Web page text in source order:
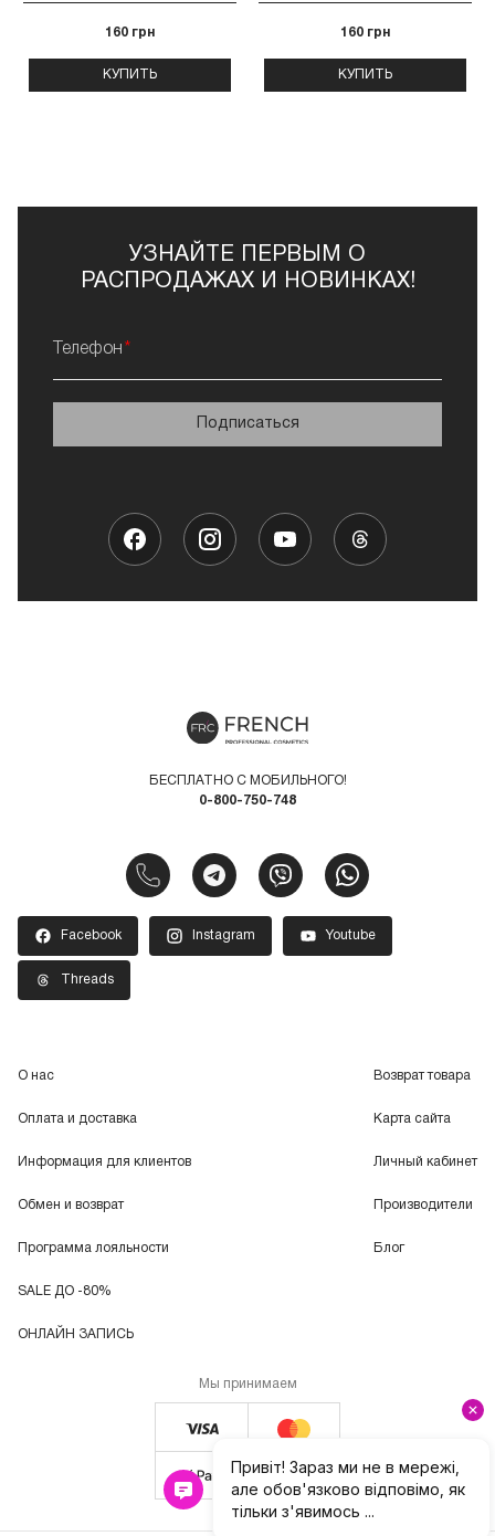
160 грн
КУПИТЬ
160 грн
КУПИТЬ
УЗНАЙТЕ ПЕРВЫМ О
РАСПРОДАЖАХ И НОВИНКАХ!
Телефон
Подписаться
БЕСПЛАТНО С МОБИЛЬНОГО!
0-800-750-748
Facebook Instagram Youtube
Threads
О нас
Оплата и доставка
Информация для клиентов
Обмен и возврат
Программа лояльности
SALE ДО -80%
ОНЛАЙН ЗАПИСЬ
Возврат товара
Карта сайта
Личный кабинет
Производители
Блог
Мы принимаем